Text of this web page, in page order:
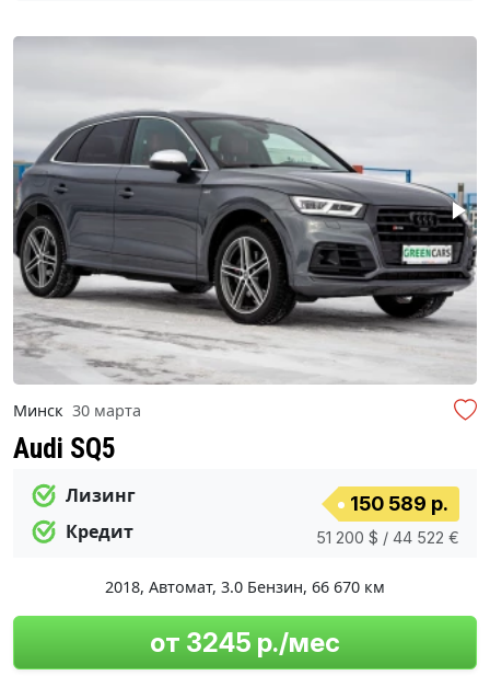
Минск 30 марта
Audi SQ5
Лизинг
Кредит
150 589 р.
51 200 $ / 44 522 €
2018, Автомат, 3.0 Бензин, 66 670 км
от 3245 р./мес